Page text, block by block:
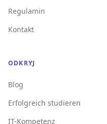
Regulamin
Kontakt
ODKRYJ
Blog
Erfolgreich studieren
IT-Kompetenz